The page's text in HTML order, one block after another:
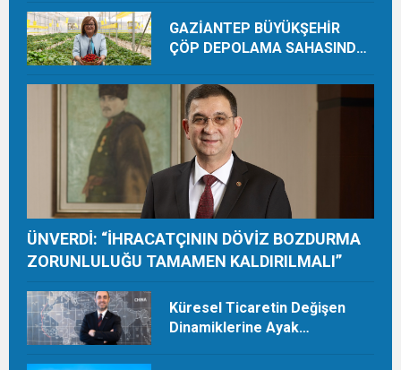
GAZİANTEP BÜYÜKŞEHİR
ÇÖP DEPOLAMA SAHASINDA
TON HASAT YAPIYOR
ÜNVERDİ: “İHRACATÇININ DÖVİZ BOZDURMA
ZORUNLULUĞU TAMAMEN KALDIRILMALI”
Küresel Ticaretin Değişen
Dinamiklerine Ayak